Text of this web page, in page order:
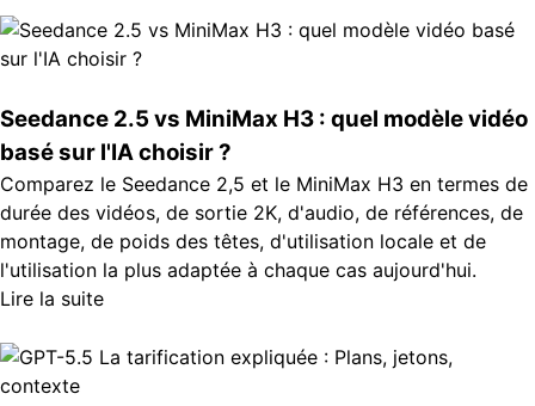
Seedance 2.5 vs MiniMax H3 : quel modèle vidéo
basé sur l'IA choisir ?
Comparez le Seedance 2,5 et le MiniMax H3 en termes de
durée des vidéos, de sortie 2K, d'audio, de références, de
montage, de poids des têtes, d'utilisation locale et de
l'utilisation la plus adaptée à chaque cas aujourd'hui.
Lire la suite